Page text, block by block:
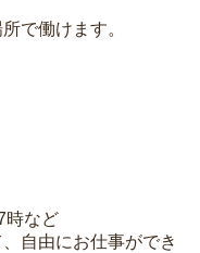
で働けます。
時など
自由にお仕事ができ